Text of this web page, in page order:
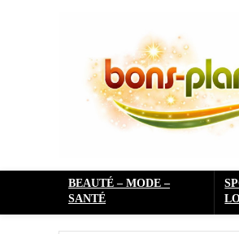
BEAUTÉ – MODE –
SANTÉ